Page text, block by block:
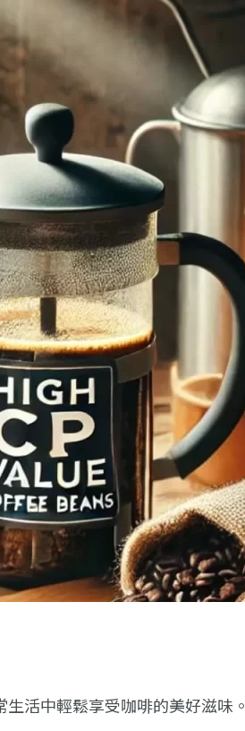
活中輕鬆享受咖啡的美好滋味。